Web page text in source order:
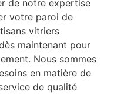
de notre expertise
votre paroi de
vitriers
maintenant pour
Nous sommes
en matière de
de qualité